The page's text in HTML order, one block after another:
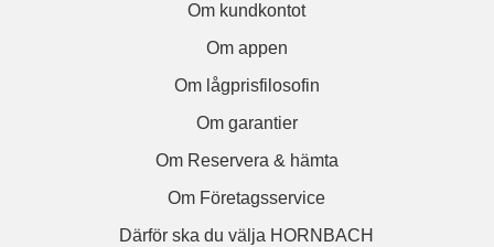
Om kundkontot
Om appen
Om lågprisfilosofin
Om garantier
Om Reservera & hämta
Om Företagsservice
Därför ska du välja HORNBACH